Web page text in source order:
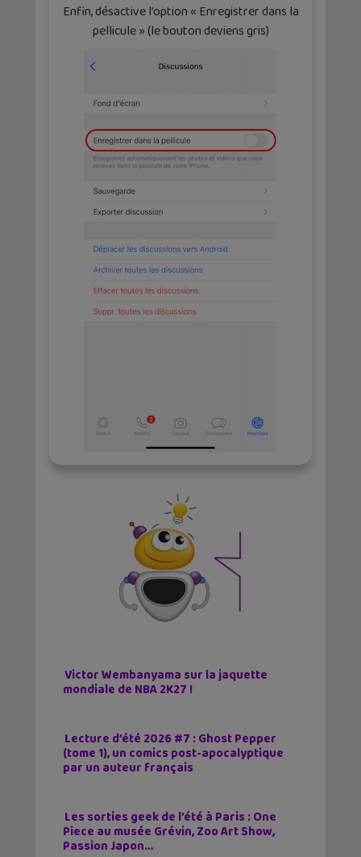
Enfin, désactive l’option « Enregistrer dans la
pellicule » (le bouton deviens gris)
Victor Wembanyama sur la jaquette
mondiale de NBA 2K27 !
Lecture d’été 2026 #7 : Ghost Pepper
(tome 1), un comics post-apocalyptique
par un auteur français
Les sorties geek de l’été à Paris : One
Piece au musée Grévin, Zoo Art Show,
Passion Japon…